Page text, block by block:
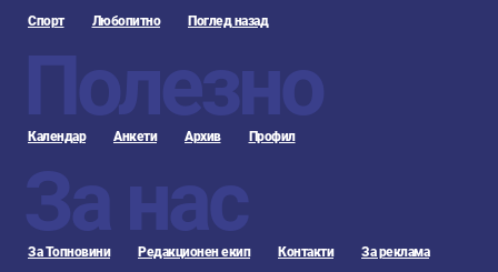
Спорт Любопитно Поглед назад
Полезно
Календар Анкети Архив Профил
За нас
За Топновини Редакционен екип Контакти За реклама